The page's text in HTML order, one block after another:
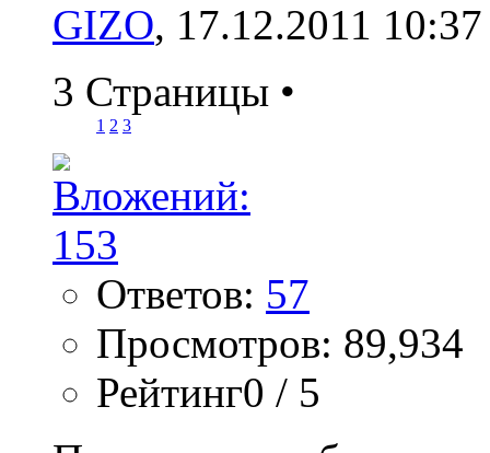
GIZO, 17.12.2011 10:37
3 Страницы •
1 2 3
Ответов: 57
Просмотров: 89,934
Рейтинг0 / 5